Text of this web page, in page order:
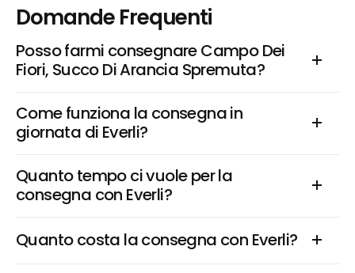
Domande Frequenti
Posso farmi consegnare Campo Dei
Fiori, Succo Di Arancia Spremuta?
Come funziona la consegna in
giornata di Everli?
Quanto tempo ci vuole per la
consegna con Everli?
Quanto costa la consegna con Everli?